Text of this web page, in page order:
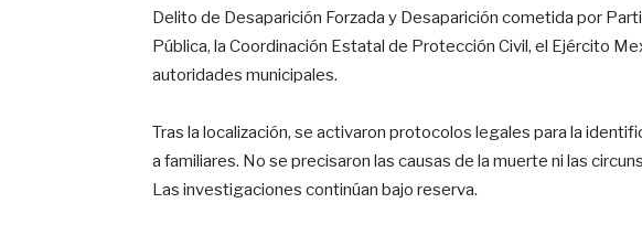
Delito de Desaparición Forzada y Desaparición cometida por
Pública, la Coordinación Estatal de Protección Civil, el Ejército
autoridades municipales.
Tras la localización, se activaron protocolos legales para la
a familiares. No se precisaron las causas de la muerte ni las
Las investigaciones continúan bajo reserva.